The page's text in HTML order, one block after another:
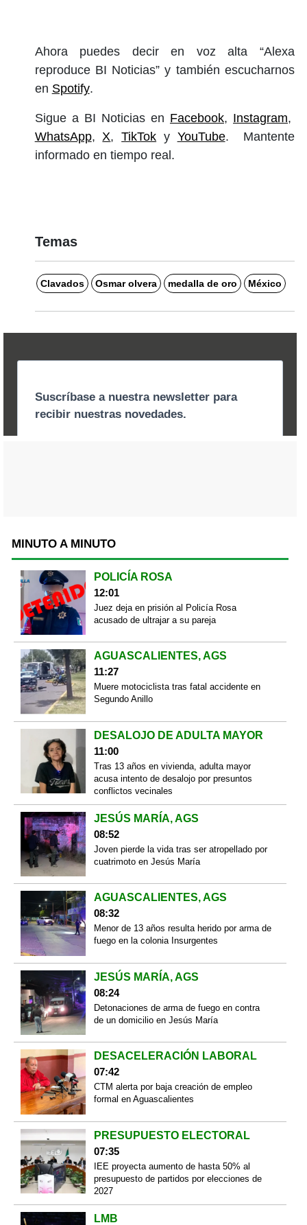
Ahora puedes decir en voz alta “Alexa
reproduce BI Noticias” y también escucharnos
en Spotify.
Sigue a BI Noticias en Facebook, Instagram,
WhatsApp, X,TikTok y YouTube. Mantente
informado en tiempo real.
Temas
Clavados Osmar olvera medalla de oro México
MINUTO A MINUTO
POLICÍA ROSA
12:01
Juez deja en prisión al Policía Rosa
acusado de ultrajar a su pareja
AGUASCALIENTES, AGS
11:27
Muere motociclista tras fatal accidente en
Segundo Anillo
DESALOJO DE ADULTA MAYOR
11:00
Tras 13 años en vivienda, adulta mayor
acusa intento de desalojo por presuntos
conflictos vecinales
JESÚS MARÍA, AGS
08:52
Joven pierde la vida tras ser atropellado por
cuatrimoto en Jesús María
AGUASCALIENTES, AGS
08:32
Menor de 13 años resulta herido por arma de
fuego en la colonia Insurgentes
JESÚS MARÍA, AGS
08:24
Detonaciones de arma de fuego en contra
de un domicilio en Jesús María
DESACELERACIÓN LABORAL
07:42
CTM alerta por baja creación de empleo
formal en Aguascalientes
PRESUPUESTO ELECTORAL
07:35
IEE proyecta aumento de hasta 50% al
presupuesto de partidos por elecciones de
2027
LMB